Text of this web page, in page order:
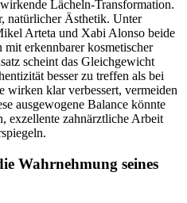
Lächeln-Transformation.
natürlicher Ästhetik. Unter
Arteta und Xabi Alonso beide
erkennbarer kosmetischer
scheint das Gleichgewicht
besser zu treffen als bei
wirken klar verbessert, vermeiden
ausgewogene Balance könnte
exzellente zahnärztliche Arbeit
Wahrnehmung seines